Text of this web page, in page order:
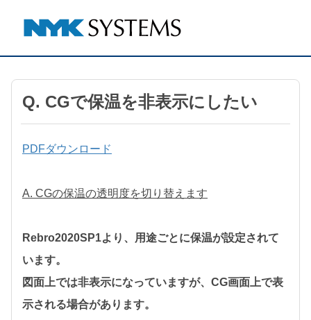
Q. CGで保温を非表示にしたい
PDFダウンロード
A. CGの保温の透明度を切り替えます
Rebro2020SP1より、用途ごとに保温が設定されて
います。
図面上では非表示になっていますが、CG画面上で表
示される場合があります。